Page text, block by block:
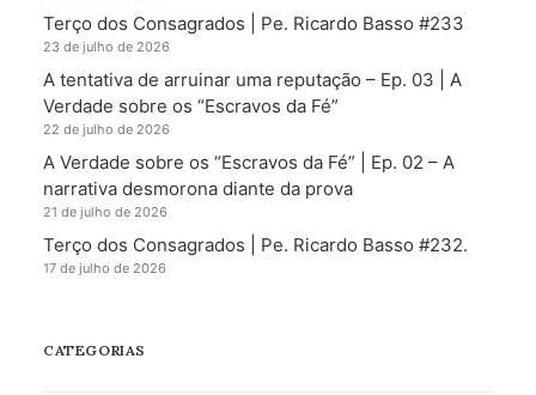
Terço dos Consagrados | Pe. Ricardo Basso #233
23 de julho de 2026
A tentativa de arruinar uma reputação – Ep. 03 | A
Verdade sobre os “Escravos da Fé”
22 de julho de 2026
A Verdade sobre os “Escravos da Fé” | Ep. 02 – A
narrativa desmorona diante da prova
21 de julho de 2026
Terço dos Consagrados | Pe. Ricardo Basso #232.
17 de julho de 2026
CATEGORIAS